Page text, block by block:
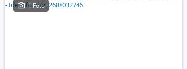
1 Foto